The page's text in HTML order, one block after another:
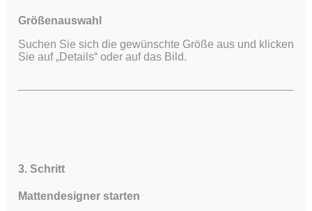
Größenauswahl
Suchen Sie sich die gewünschte Größe aus und klicken
Sie auf „Details“ oder auf das Bild.
3. Schritt
Mattendesigner starten